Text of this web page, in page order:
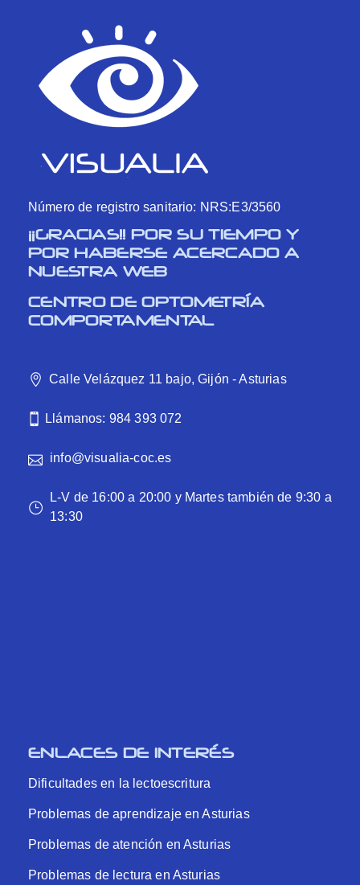
Número de registro sanitario: NRS:E3/3560
¡¡GRACIAS!! POR SU TIEMPO Y
POR HABERSE ACERCADO A
NUESTRA WEB
CENTRO DE OPTOMETRÍA
COMPORTAMENTAL
Calle Velázquez 11 bajo, Gijón - Asturias
Llámanos: 984 393 072
info@visualia-coc.es
L-V de 16:00 a 20:00 y Martes también de 9:30 a
13:30
ENLACES DE INTERÉS
Dificultades en la lectoescritura
Problemas de aprendizaje en Asturias
Problemas de atención en Asturias
Problemas de lectura en Asturias